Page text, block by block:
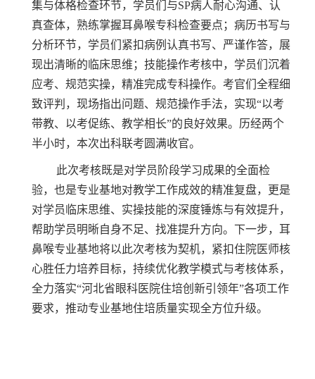
集与体格检查环节，学员们与SP病人耐心沟通、认
真查体，熟练掌握耳鼻喉专科检查要点；病历书写与
分析环节，学员们紧扣病例认真书写、严谨作答，展
现出清晰的临床思维；技能操作考核中，学员们沉着
应考、规范实操，精准完成专科操作。考官们全程细
致评判，现场指出问题、规范操作手法，实现“以考
带教、以考促练、教学相长”的良好效果。历经两个
半小时，本次出科联考圆满收官。
此次考核既是对学员阶段学习成果的全面检
验，也是专业基地对教学工作成效的精准复盘，更是
对学员临床思维、实操技能的深度锤炼与有效提升，
帮助学员明晰自身不足、找准提升方向。下一步，耳
鼻喉专业基地将以此次考核为契机，紧扣住院医师核
心胜任力培养目标，持续优化教学模式与考核体系，
全力落实“河北省眼科医院住培创新引领年”各项工作
要求，推动专业基地住培质量实现全方位升级。